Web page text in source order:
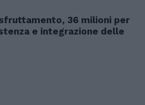
36 milioni per
e integrazione delle